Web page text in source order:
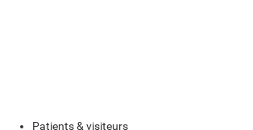
Patients & visiteurs